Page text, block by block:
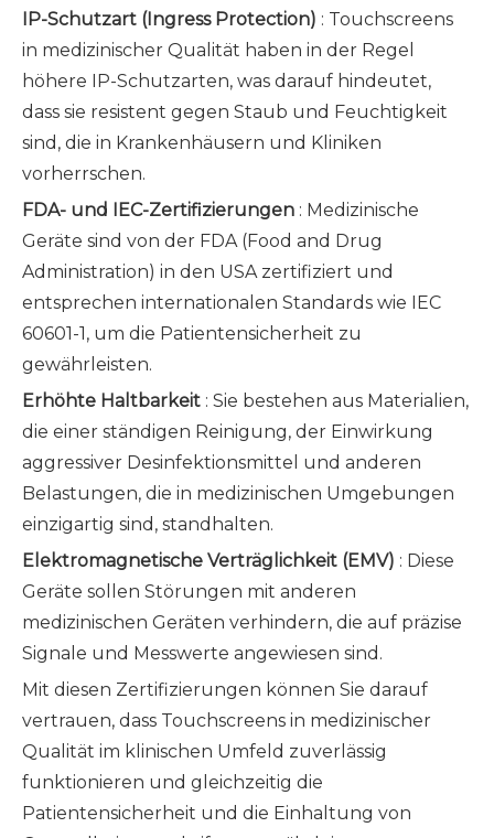
IP-Schutzart (Ingress Protection) : Touchscreens
in medizinischer Qualität haben in der Regel
höhere IP-Schutzarten, was darauf hindeutet,
dass sie resistent gegen Staub und Feuchtigkeit
sind, die in Krankenhäusern und Kliniken
vorherrschen.
FDA- und IEC-Zertifizierungen : Medizinische
Geräte sind von der FDA (Food and Drug
Administration) in den USA zertifiziert und
entsprechen internationalen Standards wie IEC
60601-1, um die Patientensicherheit zu
gewährleisten.
Erhöhte Haltbarkeit : Sie bestehen aus Materialien,
die einer ständigen Reinigung, der Einwirkung
aggressiver Desinfektionsmittel und anderen
Belastungen, die in medizinischen Umgebungen
einzigartig sind, standhalten.
Elektromagnetische Verträglichkeit (EMV) : Diese
Geräte sollen Störungen mit anderen
medizinischen Geräten verhindern, die auf präzise
Signale und Messwerte angewiesen sind.
Mit diesen Zertifizierungen können Sie darauf
vertrauen, dass Touchscreens in medizinischer
Qualität im klinischen Umfeld zuverlässig
funktionieren und gleichzeitig die
Patientensicherheit und die Einhaltung von